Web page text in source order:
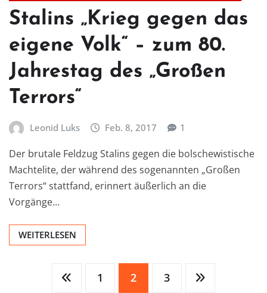
Stalins „Krieg gegen das
eigene Volk“ – zum 80.
Jahrestag des „Großen
Terrors“
Leonid Luks Feb. 8, 2017 1
Der brutale Feldzug Stalins gegen die bolschewistische
Machtelite, der während des sogenannten „Großen
Terrors“ stattfand, erinnert äußerlich an die
Vorgänge…
WEITERLESEN
Seitennummerierung
1 2 3